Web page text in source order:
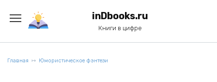
содержанию
inDbooks.ru
Книги в цифре
Главная Юмористическое фэнтези